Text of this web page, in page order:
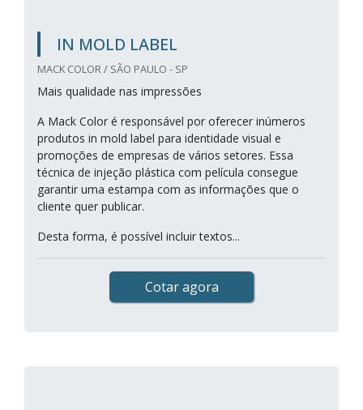
IN MOLD LABEL
MACK COLOR / SÃO PAULO - SP
Mais qualidade nas impressões
A Mack Color é responsável por oferecer inúmeros
produtos in mold label para identidade visual e
promoções de empresas de vários setores. Essa
técnica de injeção plástica com película consegue
garantir uma estampa com as informações que o
cliente quer publicar.
Desta forma, é possível incluir textos...
Cotar agora